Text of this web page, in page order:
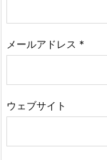
メールアドレス *
ウェブサイト